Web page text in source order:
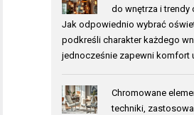
do wnętrza i trendy
Jak odpowiednio wybrać
podkreśli charakter każdego
jednocześnie zapewni komfort
Chromowane
techniki,